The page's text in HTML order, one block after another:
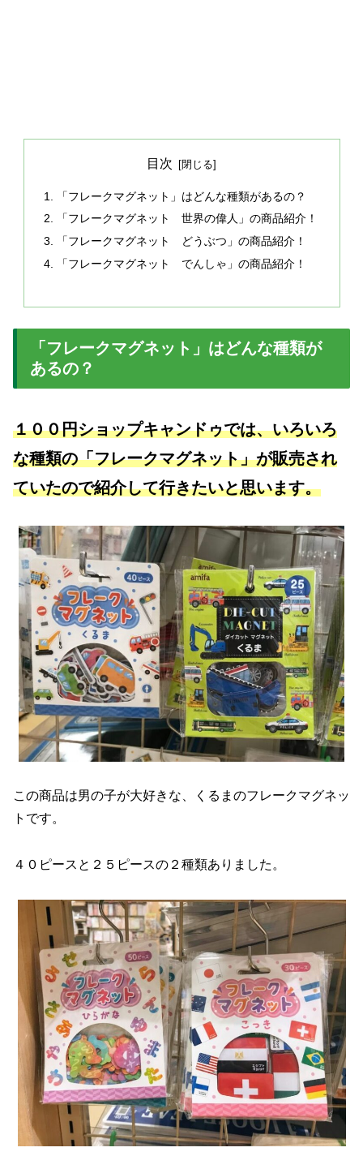
目次
「フレークマグネット」はどんな種類があるの？
「フレークマグネット 世界の偉人」の商品紹介！
「フレークマグネット どうぶつ」の商品紹介！
「フレークマグネット でんしゃ」の商品紹介！
「フレークマグネット」はどんな種類が
あるの？
１００円ショップキャンドゥでは、いろいろ
な種類の「フレークマグネット」が販売され
ていたので紹介して行きたいと思います。
この商品は男の子が大好きな、くるまのフレークマグネッ
トです。
４０ピースと２５ピースの２種類ありました。